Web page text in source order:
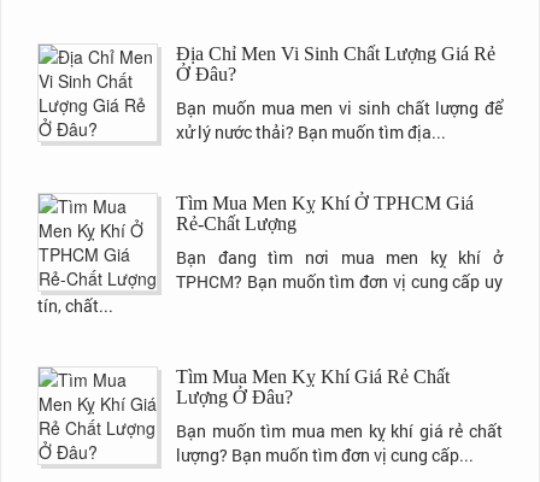
Địa Chỉ Men Vi Sinh Chất Lượng Giá Rẻ
Ở Đâu?
Bạn muốn mua men vi sinh chất lượng để
xử lý nước thải? Bạn muốn tìm địa...
Tìm Mua Men Kỵ Khí Ở TPHCM Giá
Rẻ-Chất Lượng
Bạn đang tìm nơi mua men kỵ khí ở
TPHCM? Bạn muốn tìm đơn vị cung cấp uy
tín, chất...
Tìm Mua Men Kỵ Khí Giá Rẻ Chất
Lượng Ở Đâu?
Bạn muốn tìm mua men kỵ khí giá rẻ chất
lượng? Bạn muốn tìm đơn vị cung cấp...